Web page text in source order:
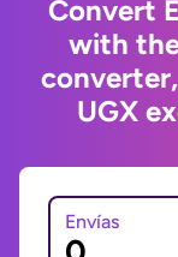
Convert
with
UGX
Envías